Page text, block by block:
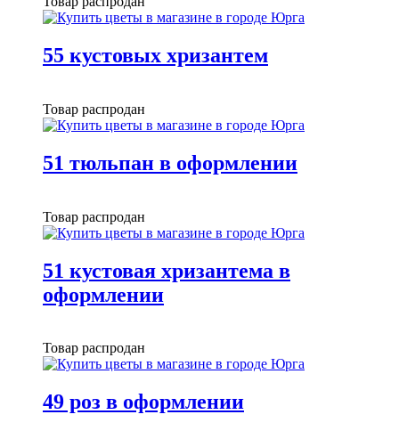
55 кустовых хризантем
Товар распродан
51 тюльпан в оформлении
Товар распродан
51 кустовая хризантема в
оформлении
Товар распродан
49 роз в оформлении